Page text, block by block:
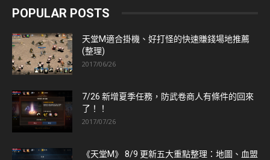
POPULAR POSTS
天堂M適合掛機、好打怪的快速賺錢場地推薦
(整理)
2017/06/26
7/26 新增夏季任務，防武卷商人有條件的回來
了！！
2017/07/26
《天堂M》 8/9 更新五大重點整理：地圖、血盟